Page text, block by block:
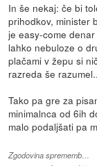
In še nekaj: če bi
prihodkov, minister
je easy-come
lahko nebuloze o
plačami v žepu si
razreda še
Tako pa gre za
minimalnca od 6ih
malo podaljšati pa
Zgodovina sprememb…